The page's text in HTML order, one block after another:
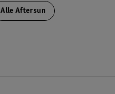
Alle Aftersun